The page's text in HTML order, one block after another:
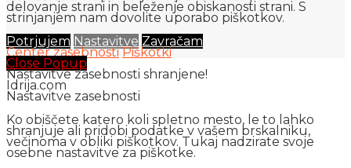
delovanje strani in beleženje obiskanosti strani. S
strinjanjem nam dovolite uporabo piškotkov.
Potrjujem Nastavitve Zavračam
Center zasebnosti Piškotki
Close Popup
Nastavitve zasebnosti shranjene!
Idrija.com
Nastavitve zasebnosti
Ko obiščete katero koli spletno mesto, le to lahko
shranjuje ali pridobi podatke v vašem brskalniku,
večinoma v obliki piškotkov. Tukaj nadzirate svoje
osebne nastavitve za piškotke.